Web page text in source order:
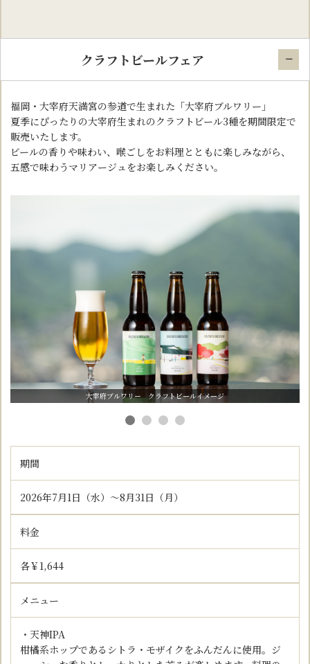
クラフトビールフェア
福岡・大宰府天満宮の参道で生まれた「大宰府ブルワリー」
夏季にぴったりの大宰府生まれのクラフトビール3種を期間限定で
販売いたします。
ビールの香りや味わい、喉ごしをお料理とともに楽しみながら、
五感で味わうマリアージュをお楽しみください。
大宰府ブルワリー クラフトビールイメージ
期間
2026年7月1日（水）～8月31日（月）
料金
各￥1,644
メニュー
・天神IPA
柑橘系ホップであるシトラ・モザイクをふんだんに使用。ジ